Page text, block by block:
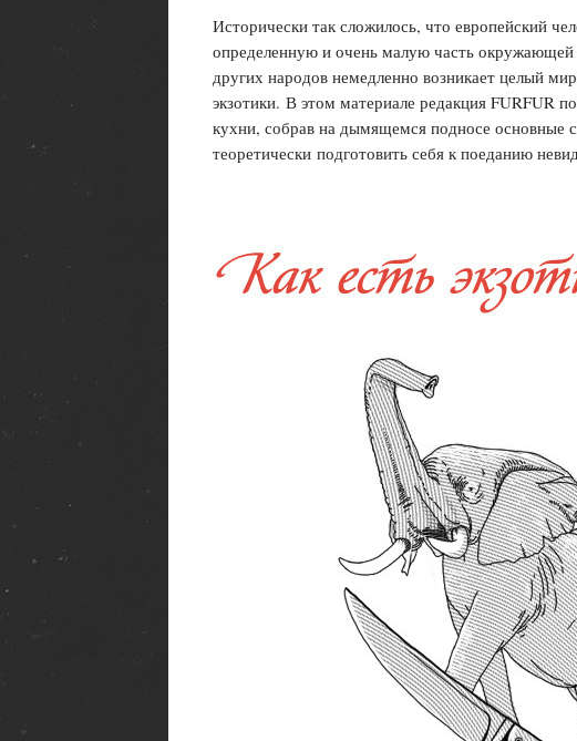
Исторически так сложилось, что европейский
определенную и очень малую часть окружающей
других народов немедленно возникает целый
экзотики. В этом материале редакция FURFUR
кухни, собрав на дымящемся подносе основные
теоретически подготовить себя к поеданию